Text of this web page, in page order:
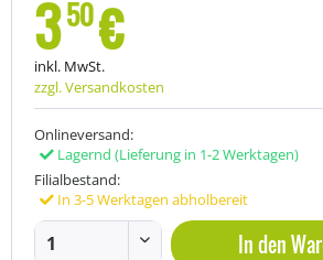
350€
inkl. MwSt.
zzgl. Versandkosten
Onlineversand:
Lagernd (Lieferung in 1-2 Werktagen)
Filialbestand:
In 3-5 Werktagen abholbereit
In den